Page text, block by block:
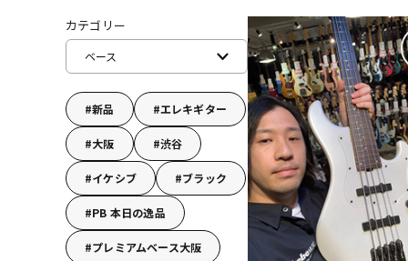
DTM
中古 ヴィンテージ
カテゴリー
ベース
新品 エレキギター
大阪 渋谷
イケシブ ブラック
PB 本日の逸品
プレミアムベース大阪